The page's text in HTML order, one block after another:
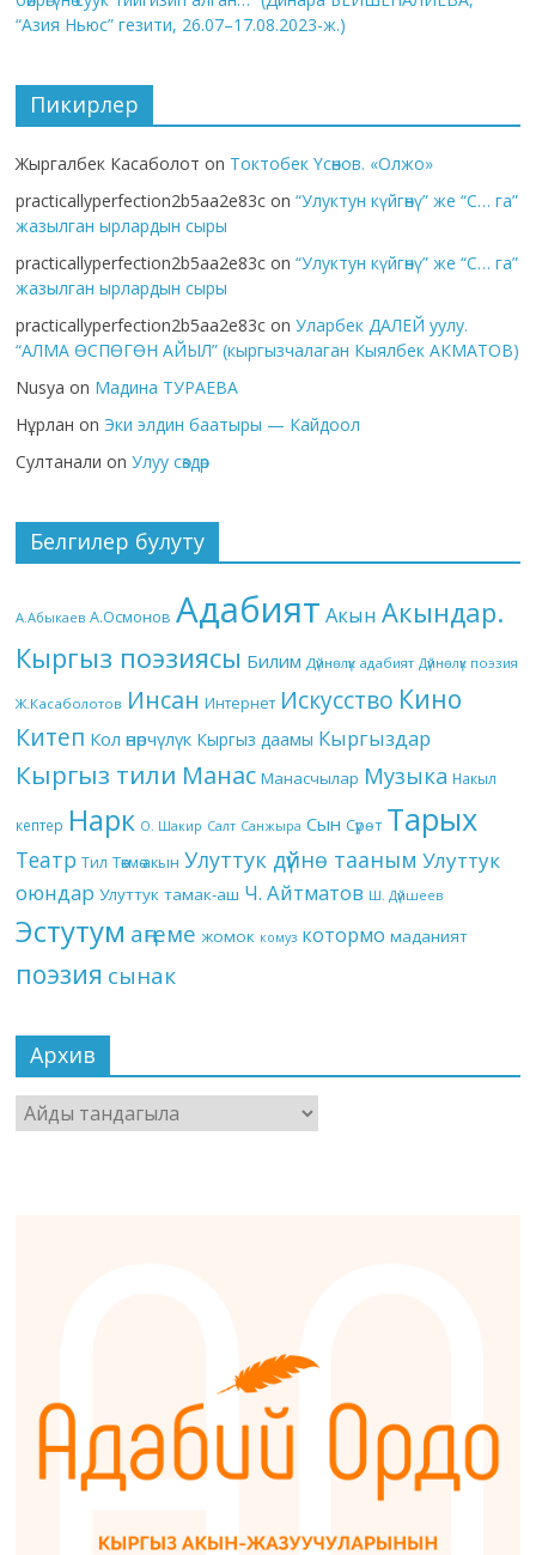
“Азия Ньюс” гезити, 26.07–17.08.2023-ж.)
Пикирлер
Жыргалбек Касаболот on Токтобек Үсөнов. «Олжо»
practicallyperfection2b5aa2e83c on“Улуктун күйгөнү” же “С… га”
жазылган ырлардын сыры
practicallyperfection2b5aa2e83c on“Улуктун күйгөнү” же “С… га”
жазылган ырлардын сыры
practicallyperfection2b5aa2e83c onУларбек ДАЛЕЙ уулу.
“АЛМА ӨСПӨГӨН АЙЫЛ” (кыргызчалаган Кыялбек АКМАТОВ)
Nusya on Мадина ТУРАЕВА
Нұрлан on Эки элдин баатыры — Кайдоол
Султанали onУлуу сөздөр
Белгилер булуту
А.Абыкаев А.Осмонов Адабият Акын Акындар.
Кыргыз поэзиясы Билим Дүйнөлүк адабият Дүйнөлүк поэзия
Ж.Касаболотов Инсан Интернет Искусство Кино
Китеп Кол өнөрчүлүк Кыргыз даамы Кыргыздар
Кыргыз тили Манас Манасчылар Музыка Накыл
кептер Нарк О. Шакир Салт Санжыра Сын Сүрөт Тарых
Театр Тил Төкмө акын Улуттук дүйнө тааным Улуттук
оюндар Улуттук тамак-аш Ч. Айтматов Ш. Дүйшеев
Эстутум аңгеме жомок комуз котормо маданият
поэзия сынак
Архив
Архив